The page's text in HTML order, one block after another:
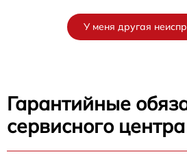
У меня другая
Гарантийные
сервисного